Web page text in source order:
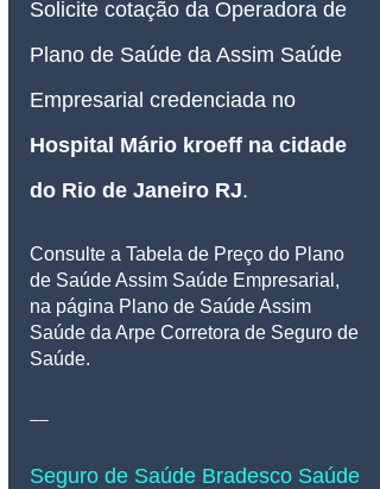
Solicite cotação da Operadora de
Plano de Saúde da Assim Saúde
Empresarial credenciada no
Hospital Mário kroeff na cidade
do Rio de Janeiro RJ.
Consulte a Tabela de Preço do Plano
de Saúde Assim Saúde Empresarial,
na página Plano de Saúde Assim
Saúde da Arpe Corretora de Seguro de
Saúde.
__
Seguro de Saúde Bradesco Saúde